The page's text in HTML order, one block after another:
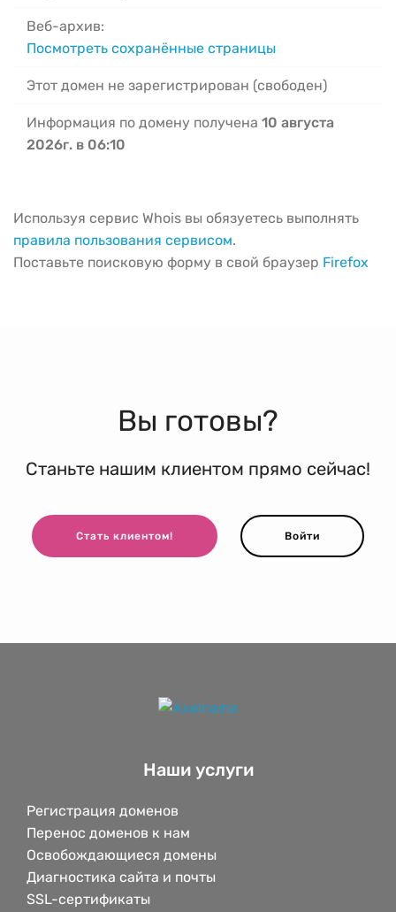
Веб-архив:
Посмотреть сохранённые страницы
Этот домен не зарегистрирован (свободен)
Информация по домену получена 10 августа
2026г. в 06:10
Используя сервис Whois вы обязуетесь выполнять
правила пользования сервисом.
Поставьте поисковую форму в свой браузер Firefox
Вы готовы?
Станьте нашим клиентом прямо сейчас!
Стать клиентом! Войти
Наши услуги
Регистрация доменов
Перенос доменов к нам
Освобождающиеся домены
Диагностика сайта и почты
SSL-сертификаты